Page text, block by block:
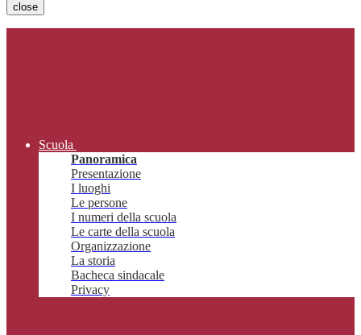
close
Scuola
Panoramica
Presentazione
I luoghi
Le persone
I numeri della scuola
Le carte della scuola
Organizzazione
La storia
Bacheca sindacale
Privacy